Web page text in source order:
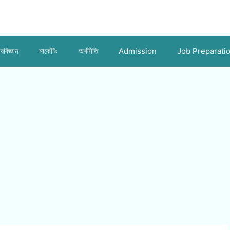
মার্কেটিং অর্থনীতি Admission Job